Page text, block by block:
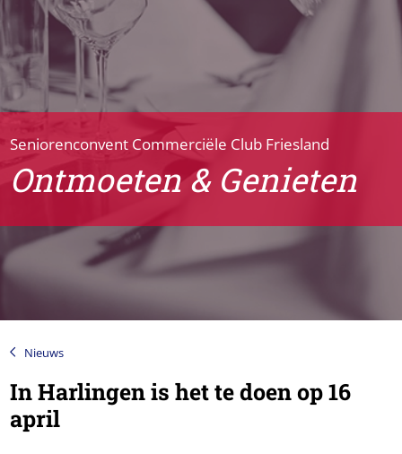
Seniorenconvent Commerciële Club Friesland
Ontmoeten & Genieten
Nieuws
In Harlingen is het te doen op 16
april